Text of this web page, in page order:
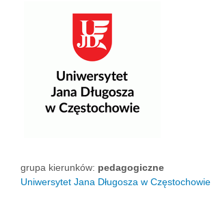
grupa kierunków: pedagogiczne
Uniwersytet Jana Długosza w Częstochowie